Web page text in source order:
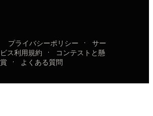
プライバシーポリシー ·
サー
ビス利用規約
·
コンテストと懸
賞
· よくある質問